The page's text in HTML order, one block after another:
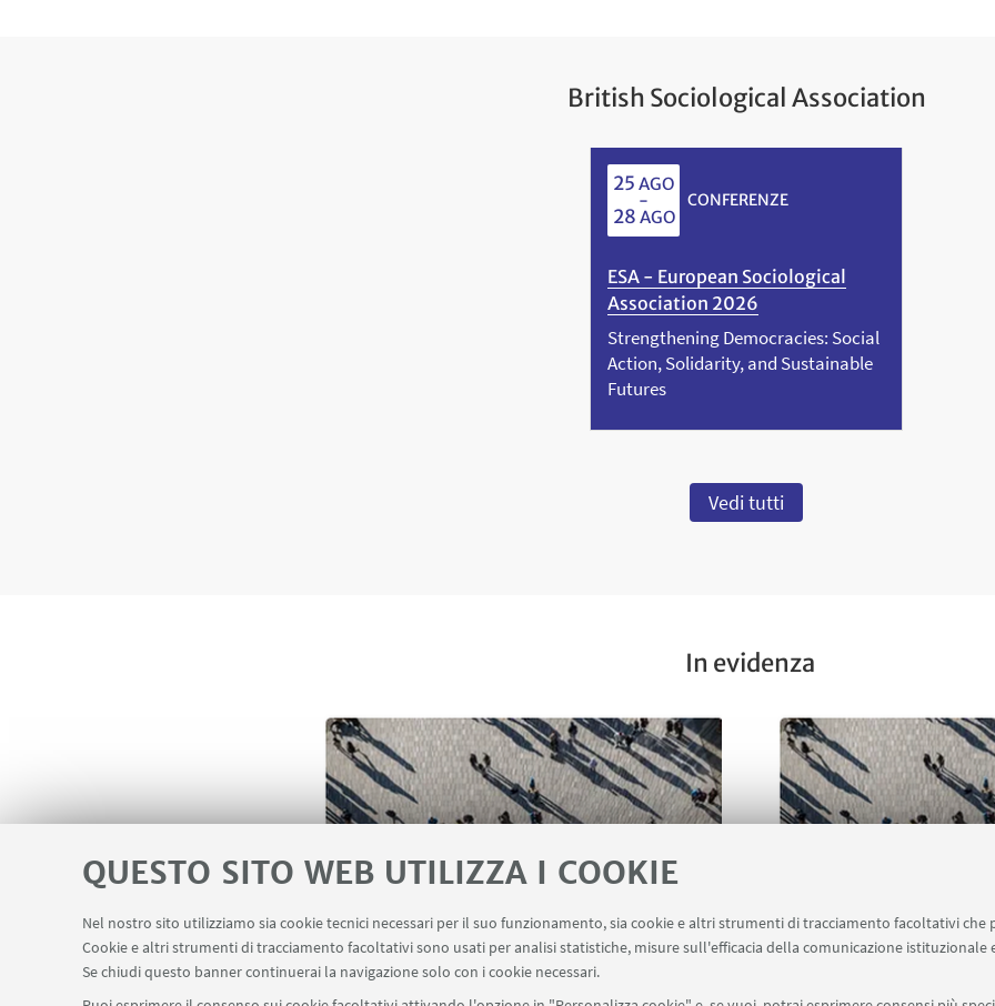
QUESTO SITO WEB UTILIZZA I COOKIE
Nel nostro sito utilizziamo sia cookie tecnici necessari per il suo funzionamento, sia cookie e altri strumenti di tracciamento facoltativi
Cookie e altri strumenti di tracciamento facoltativi sono usati per analisi statistiche, misure sull'efficacia della comunicazione
Se chiudi questo banner continuerai la navigazione solo con i cookie necessari.
British Sociological Association
25 AGO
-
28 AGO
CONFERENZE
ESA - European Sociological
Association 2026
Strengthening Democracies: Social
Action, Solidarity, and Sustainable
Futures
Vedi tutti
In evidenza
Zara, C e Forno, F. Transformative
adaptation in times of polycrisis: insights
from Milan's New Urban Economies
Azzolina L and
Sustainable